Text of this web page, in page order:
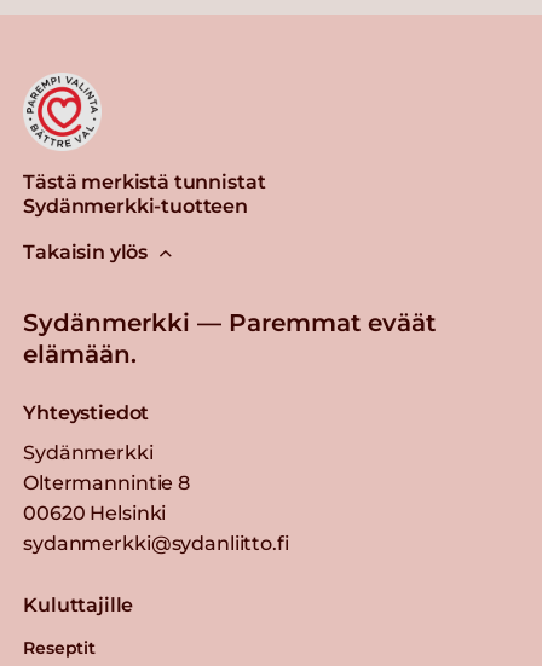
Tästä merkistä tunnistat
Sydänmerkki-tuotteen
Takaisin ylös
Sydänmerkki — Paremmat eväät
elämään.
Yhteystiedot
Sydänmerkki
Oltermannintie 8
00620 Helsinki
sydanmerkki@sydanliitto.fi
Kuluttajille
Reseptit